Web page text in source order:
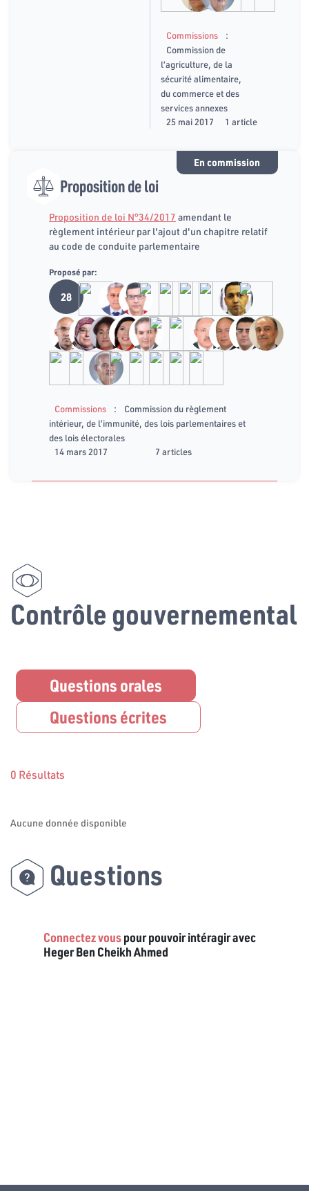
Commissions :
Commission de
l’agriculture, de la
sécurité alimentaire,
du commerce et des
services annexes
25 mai 2017
1 article
En commission
Proposition de loi
Proposition de loi N°34/2017 amendant le
règlement intérieur par l'ajout d'un chapitre relatif
au code de conduite parlementaire
Proposé par:
28
Commissions :
Commission du règlement
intérieur, de l’immunité, des lois parlementaires et
des lois électorales
14 mars 2017
7 articles
Contrôle gouvernemental
Questions orales
Questions écrites
0 Résultats
Aucune donnée disponible
Questions
Connectez vouspour pouvoir intéragir avec
Heger Ben Cheikh Ahmed